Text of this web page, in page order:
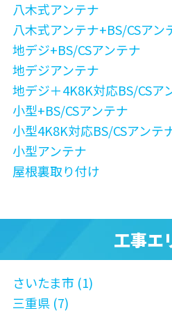
八木式アンテナ
八木式アンテナ+BS/CSアン
地デジ+BS/CSアンテナ
地デジアンテナ
地デジ＋4K8K対応BS/CSア
小型+BS/CSアンテナ
小型4K8K対応BS/CSアンテ
小型アンテナ
屋根裏取り付け
工事エ
さいたま市 (1)
三重県 (7)